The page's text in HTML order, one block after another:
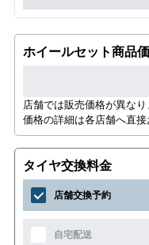
ホイールセット商品
店舗では販売価格が異なり
価格の詳細は各店舗へ直接
タイヤ交換料金
店舗交換予約
自宅配送